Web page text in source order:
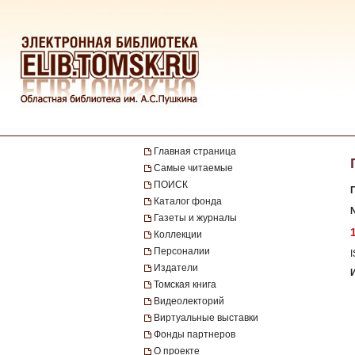
Главная страница
Самые читаемые
ПОИСК
Каталог фонда
Газеты и журналы
Коллекции
Персоналии
Издатели
Томская книга
Видеолекторий
Виртуальные выставки
Фонды партнеров
О проекте